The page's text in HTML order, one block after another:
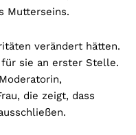
Mutterseins.
verändert hätten.
sie an erster Stelle.
die zeigt, dass